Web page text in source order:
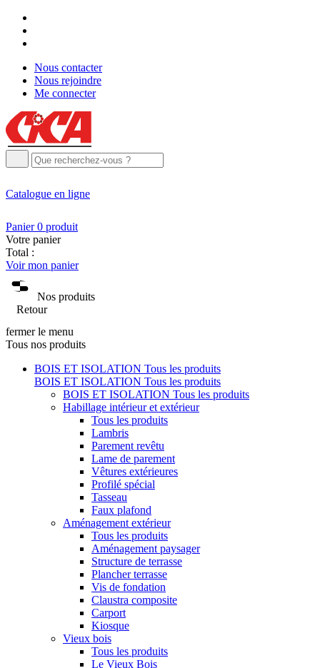
Nous contacter
Nous rejoindre
Me connecter
Catalogue en ligne
Panier 0 produit
Votre panier
Total :
Voir mon panier
Nos produits
Retour
fermer le menu
Tous nos produits
BOIS ET ISOLATION Tous les produits
BOIS ET ISOLATION Tous les produits
BOIS ET ISOLATION Tous les produits
Habillage intérieur et extérieur
Tous les produits
Lambris
Parement revêtu
Lame de parement
Vêtures extérieures
Profilé spécial
Tasseau
Faux plafond
Aménagement extérieur
Tous les produits
Aménagement paysager
Structure de terrasse
Plancher terrasse
Vis de fondation
Claustra composite
Carport
Kiosque
Vieux bois
Tous les produits
Le Vieux Bois